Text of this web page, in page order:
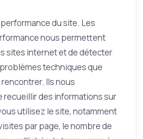
du site. Les
nous permettent
sites internet et de détecter
techniques que
Ils nous
recueillir des informations sur
utilisez le site, notamment
par page, le nombre de